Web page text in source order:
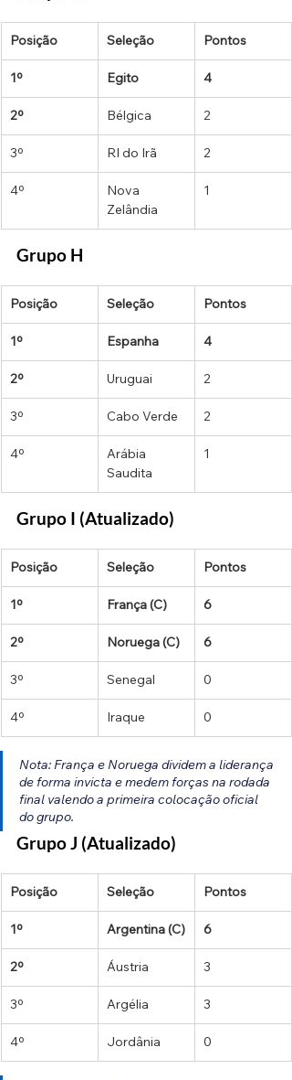
Posição Seleção Pontos
1º Egito 4
2º Bélgica 2
3º RI do Irã 2
4º
Nova
Zelândia
1
Grupo H
Posição Seleção Pontos
1º Espanha 4
2º Uruguai 2
3º Cabo Verde 2
4º
Arábia
Saudita
1
Grupo I (Atualizado)
Posição Seleção Pontos
1º França (C) 6
2º Noruega (C) 6
3º Senegal 0
4º Iraque 0
Nota: França e Noruega dividem a liderança
de forma invicta e medem forças na rodada
final valendo a primeira colocação oficial
do grupo.
Grupo J (Atualizado)
Posição Seleção Pontos
1º Argentina (C) 6
2º Áustria 3
3º Argélia 3
4º Jordânia 0